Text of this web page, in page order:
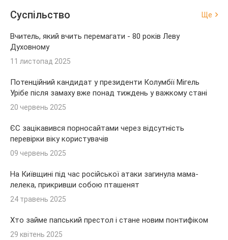
Суспільство Ще
Вчитель, який вчить перемагати - 80 років Леву
Духовному
11 листопад 2025
Потенційний кандидат у президенти Колумбії Мігель
Урібе після замаху вже понад тиждень у важкому стані
20 червень 2025
ЄС зацікавився порносайтами через відсутність
перевірки віку користувачів
09 червень 2025
На Київщині під час російської атаки загинула мама-
лелека, прикривши собою пташенят
24 травень 2025
Хто займе папський престол і стане новим понтифіком
29 квітень 2025